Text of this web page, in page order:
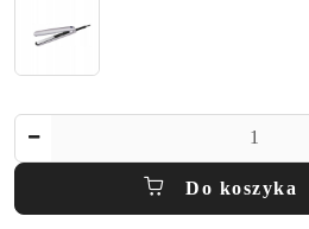
Do koszyka